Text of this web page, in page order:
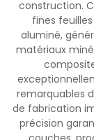
construction.
fines
aluminé,
matériaux
remarquables
de fabrication
précision